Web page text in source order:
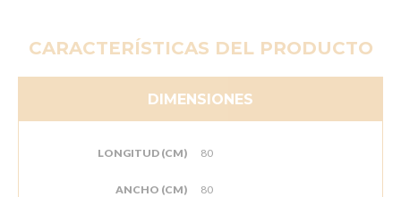
CARACTERÍSTICAS DEL PRODUCTO
DIMENSIONES
LONGITUD (CM) 80
ANCHO (CM) 80